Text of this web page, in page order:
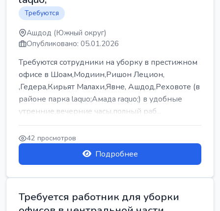
Требуются
Ашдод (Южный округ)
Опубликовано: 05.01.2026
Требуются сотрудники на уборку в престижном
офисе в Шоам,Модиин,Ришон Лецион,
,Гедера,Кирьят Малахи,Явне, Ашдод,Реховоте (в
районе парка laquo;Амада raquo;) в удобные
утренние,вечерние часы,полный раб...
42 просмотров
Подробнее
Требуется работник для уборки